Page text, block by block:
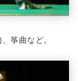
筝曲など。